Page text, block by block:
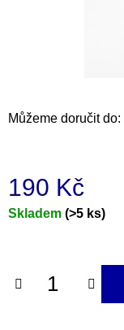
Můžeme doručit do:
190 Kč
Měrná
Skladem (>5 ks)
o
p